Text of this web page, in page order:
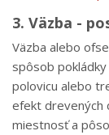
3. Väzba -
Väzba alebo
spôsob
polovicu alebo
efekt drevených
miestnosť a